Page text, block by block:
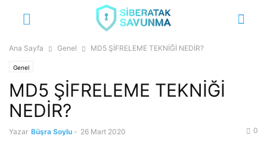
Ana Sayfa Genel MD5 ŞİFRELEME TEKNİĞİ NEDİR?
Genel
MD5 ŞİFRELEME TEKNİĞİ
NEDİR?
Yazar Büşra Soylu - 26 Mart 2020 0